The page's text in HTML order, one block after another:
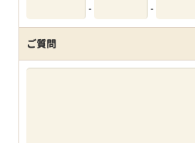
- -
ご質問